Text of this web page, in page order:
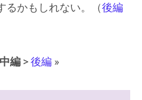
るかもしれない。（後編
中編 >後編 »